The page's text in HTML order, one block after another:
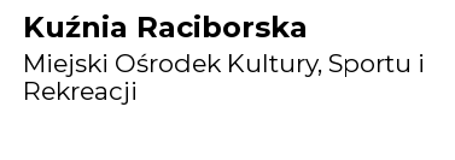
Kuźnia Raciborska
Miejski Ośrodek Kultury, Sportu i
Rekreacji